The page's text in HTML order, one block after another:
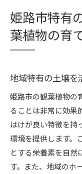
姫路市特有
葉植物の育
地域特有の土壌を
姫路市の観葉植物の
ることは非常に効果
はけが良い特徴を持
環境を提供します。
とする栄養素を自然
す。また、地域のホ